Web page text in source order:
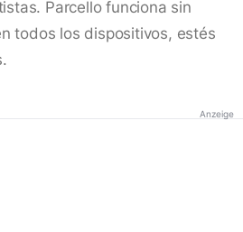
Parcello funciona sin
todos los dispositivos, estés
Anzeige